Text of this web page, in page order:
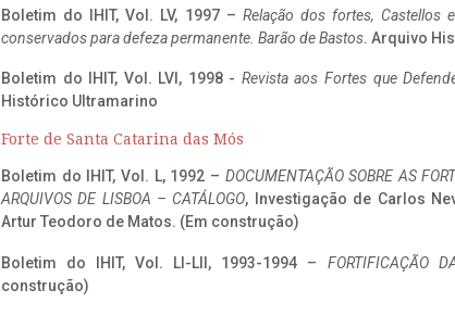
Boletim do IHIT, Vol. LV, 1997 – Relação dos fortes,
conservados para defeza permanente. Barão de Bastos. Arquivo
Boletim do IHIT, Vol. LVI, 1998 - Revista aos Fortes que
Histórico Ultramarino
Forte de Santa Catarina das Mós
Boletim do IHIT, Vol. L, 1992 – DOCUMENTAÇÃO SOBRE AS
ARQUIVOS DE LISBOA – CATÁLOGO, Investigação de Carlos
Artur Teodoro de Matos. (Em construção)
Boletim do IHIT, Vol. LI-LII, 1993-1994 – FORTIFICAÇÃO
construção)